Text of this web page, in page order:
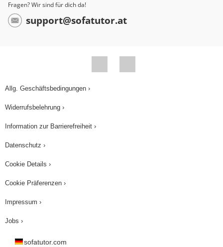
Fragen? Wir sind für dich da!
support@sofatutor.at
Allg. Geschäftsbedingungen ›
Widerrufsbelehrung ›
Information zur Barrierefreiheit ›
Datenschutz ›
Cookie Details ›
Cookie Präferenzen ›
Impressum ›
Jobs ›
sofatutor.com